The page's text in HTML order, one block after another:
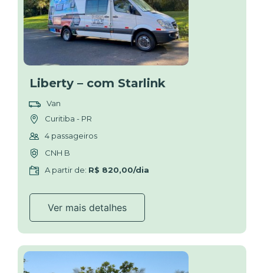
Liberty – com Starlink
Van
Curitiba - PR
4 passageiros
CNH B
A partir de: R$ 820,00/dia
Ver mais detalhes